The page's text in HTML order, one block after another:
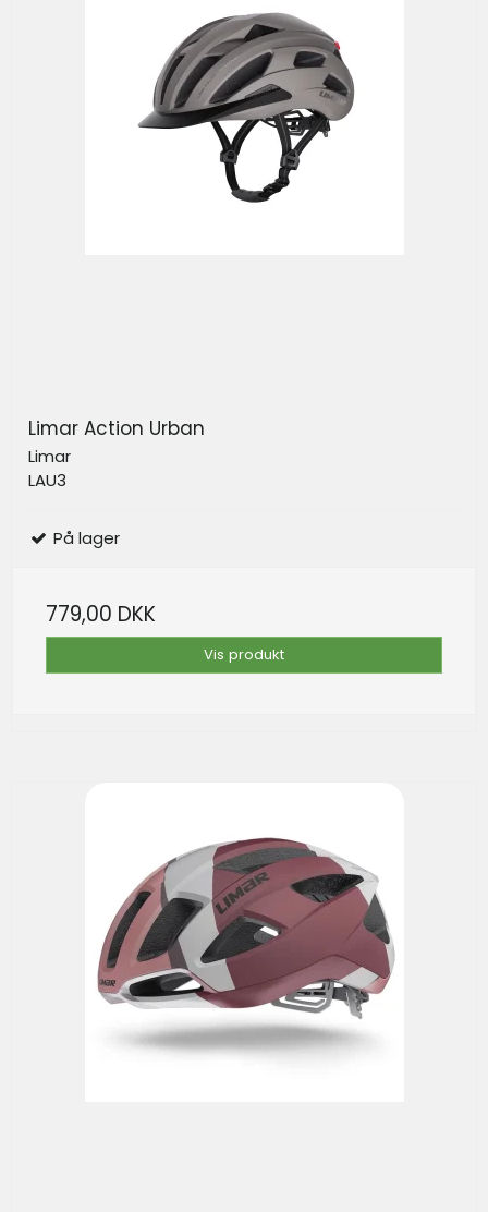
Limar Action Urban
Limar
LAU3
På lager
779,00 DKK
Vis produkt